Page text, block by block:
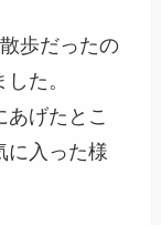
歩だったの
た。
あげたとこ
に入った様